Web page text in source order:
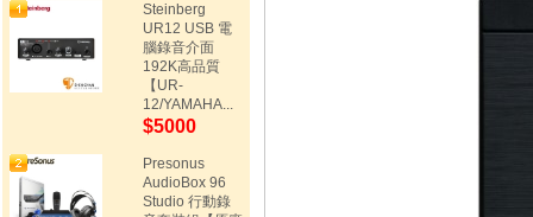
Steinberg
UR12 USB 電
腦錄音介面
192K高品質
【UR-
12/YAMAHA...
$5000
Presonus
AudioBox 96
Studio 行動錄